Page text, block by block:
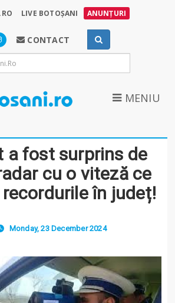
LIVE BOTOȘANI ANUNȚURI
CONTACT
MENIU
a fost surprins de
cu o viteză ce
în județ!
Monday, 23 December 2024